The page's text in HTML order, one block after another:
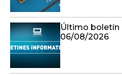
Último boletín
06/08/2026